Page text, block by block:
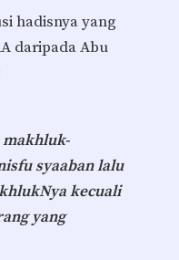
hadisnya yang
daripada Abu
makhluk-
syaaban lalu
kecuali
yang